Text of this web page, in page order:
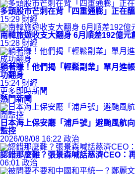
多頭股市芒刺在背「四重通膨」正在
15:29 財經
南韓旅遊收支大翻身 6月順差192億元
15:28 財經
躺著賺！他們揭「輕鬆副業」單月進
功翻身
15:24 財經
更多即時新聞
熱門新聞
日本海上保安廳「浦戶號」避颱風航
監控
2026/08/08 16:22 政治
認錯那麼難？張景森喊話慈濟CEO：
06:01 政治